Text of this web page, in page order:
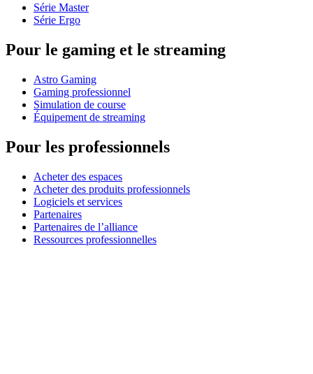
Série Master
Série Ergo
Pour le gaming et le streaming
Astro Gaming
Gaming professionnel
Simulation de course
Équipement de streaming
Pour les professionnels
Acheter des espaces
Acheter des produits professionnels
Logiciels et services
Partenaires
Partenaires de l’alliance
Ressources professionnelles